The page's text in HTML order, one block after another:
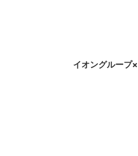
イオングループ